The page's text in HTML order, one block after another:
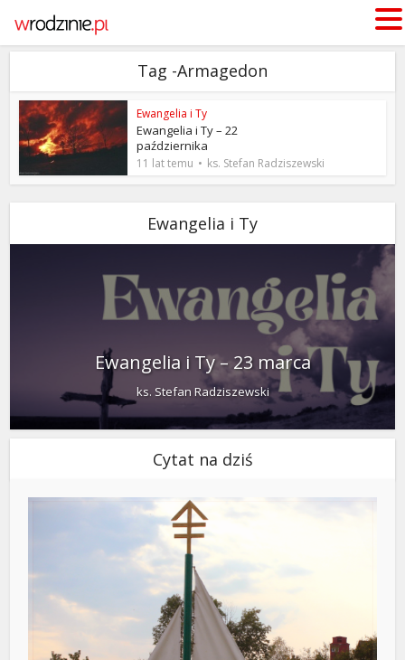
Tag -Armagedon
Ewangelia i Ty
Ewangelia i Ty – 22
października
11 lat temu ks. Stefan Radziszewski
Ewangelia i Ty
Ewangelia i Ty – 23 marca
ks. Stefan Radziszewski
Cytat na dziś